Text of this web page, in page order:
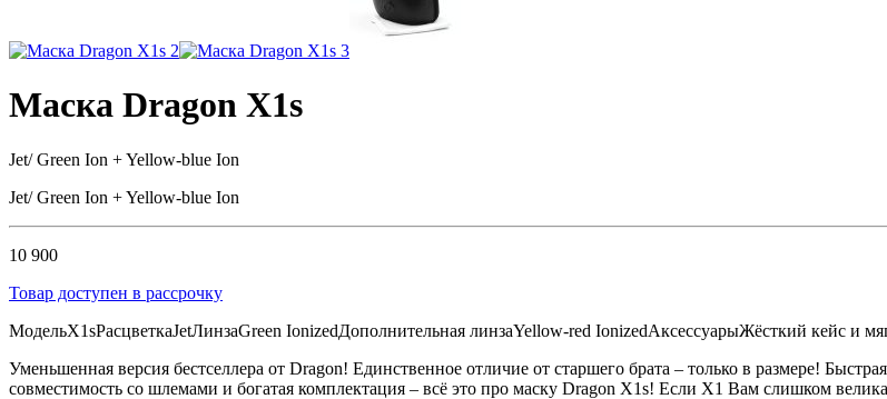
Маска Dragon X1s
Jet/ Green Ion + Yellow-blue Ion
Jet/ Green Ion + Yellow-blue Ion
10 900
Товар доступен в рассрочку
МодельX1sРасцветкаJetЛинзаGreen IonizedДополнительная линзаYellow-red IonizedАксессуарыЖёсткий кейс и
Уменьшенная версия бестселлера от Dragon! Единственное отличие от старшего брата – только в размере!
совместимость со шлемами и богатая комплектация – всё это про маску Dragon X1s! Если Х1 Вам слишком